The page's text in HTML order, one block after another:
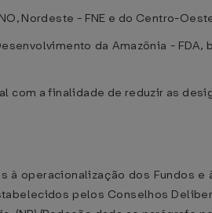
Nordeste - FNE e do Centro-
da Amazônia -
com a finalidade de reduzir as
à operacionalização dos Fundos
pelos Conselhos